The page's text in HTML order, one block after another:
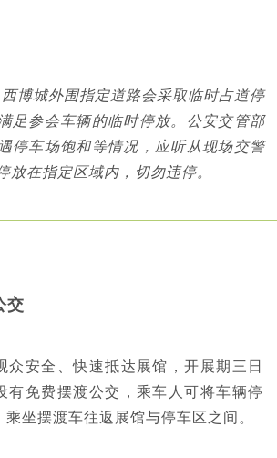
博城外围指定道路会采取临时占道停
足参会车辆的临时停放。公安交管部
停车场饱和等情况，应听从现场交警
放在指定区域内，切勿违停。
交
众安全、快速抵达展馆，开展期三日
有免费摆渡公交，乘车人可将车辆停
坐摆渡车往返展馆与停车区之间。